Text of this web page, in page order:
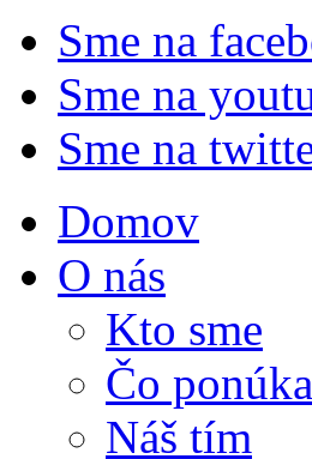
Sme na
Sme na
Sme na
Domov
O nás
Kto sme
Čo
Náš tím